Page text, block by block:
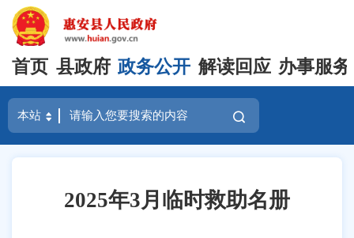
首页 县政府 政务公开 解读回应 办事服务
2025年3月临时救助名册